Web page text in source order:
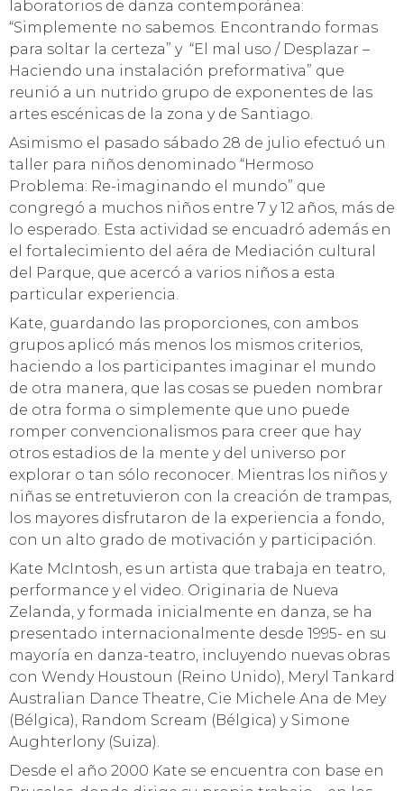
laboratorios de danza contemporánea:
“Simplemente no sabemos. Encontrando formas
para soltar la certeza” y “El mal uso / Desplazar –
Haciendo una instalación preformativa” que
reunió a un nutrido grupo de exponentes de las
artes escénicas de la zona y de Santiago.
Asimismo el pasado sábado 28 de julio efectuó un
taller para niños denominado “Hermoso
Problema: Re-imaginando el mundo” que
congregó a muchos niños entre 7 y 12 años, más de
lo esperado. Esta actividad se encuadró además en
el fortalecimiento del aéra de Mediación cultural
del Parque, que acercó a varios niños a esta
particular experiencia.
Kate, guardando las proporciones, con ambos
grupos aplicó más menos los mismos criterios,
haciendo a los participantes imaginar el mundo
de otra manera, que las cosas se pueden nombrar
de otra forma o simplemente que uno puede
romper convencionalismos para creer que hay
otros estadios de la mente y del universo por
explorar o tan sólo reconocer. Mientras los niños y
niñas se entretuvieron con la creación de trampas,
los mayores disfrutaron de la experiencia a fondo,
con un alto grado de motivación y participación.
Kate McIntosh, es un artista que trabaja en teatro,
performance y el video. Originaria de Nueva
Zelanda, y formada inicialmente en danza, se ha
presentado internacionalmente desde 1995- en su
mayoría en danza-teatro, incluyendo nuevas obras
con Wendy Houstoun (Reino Unido), Meryl Tankard
Australian Dance Theatre, Cie Michele Ana de Mey
(Bélgica), Random Scream (Bélgica) y Simone
Aughterlony (Suiza).
Desde el año 2000 Kate se encuentra con base en